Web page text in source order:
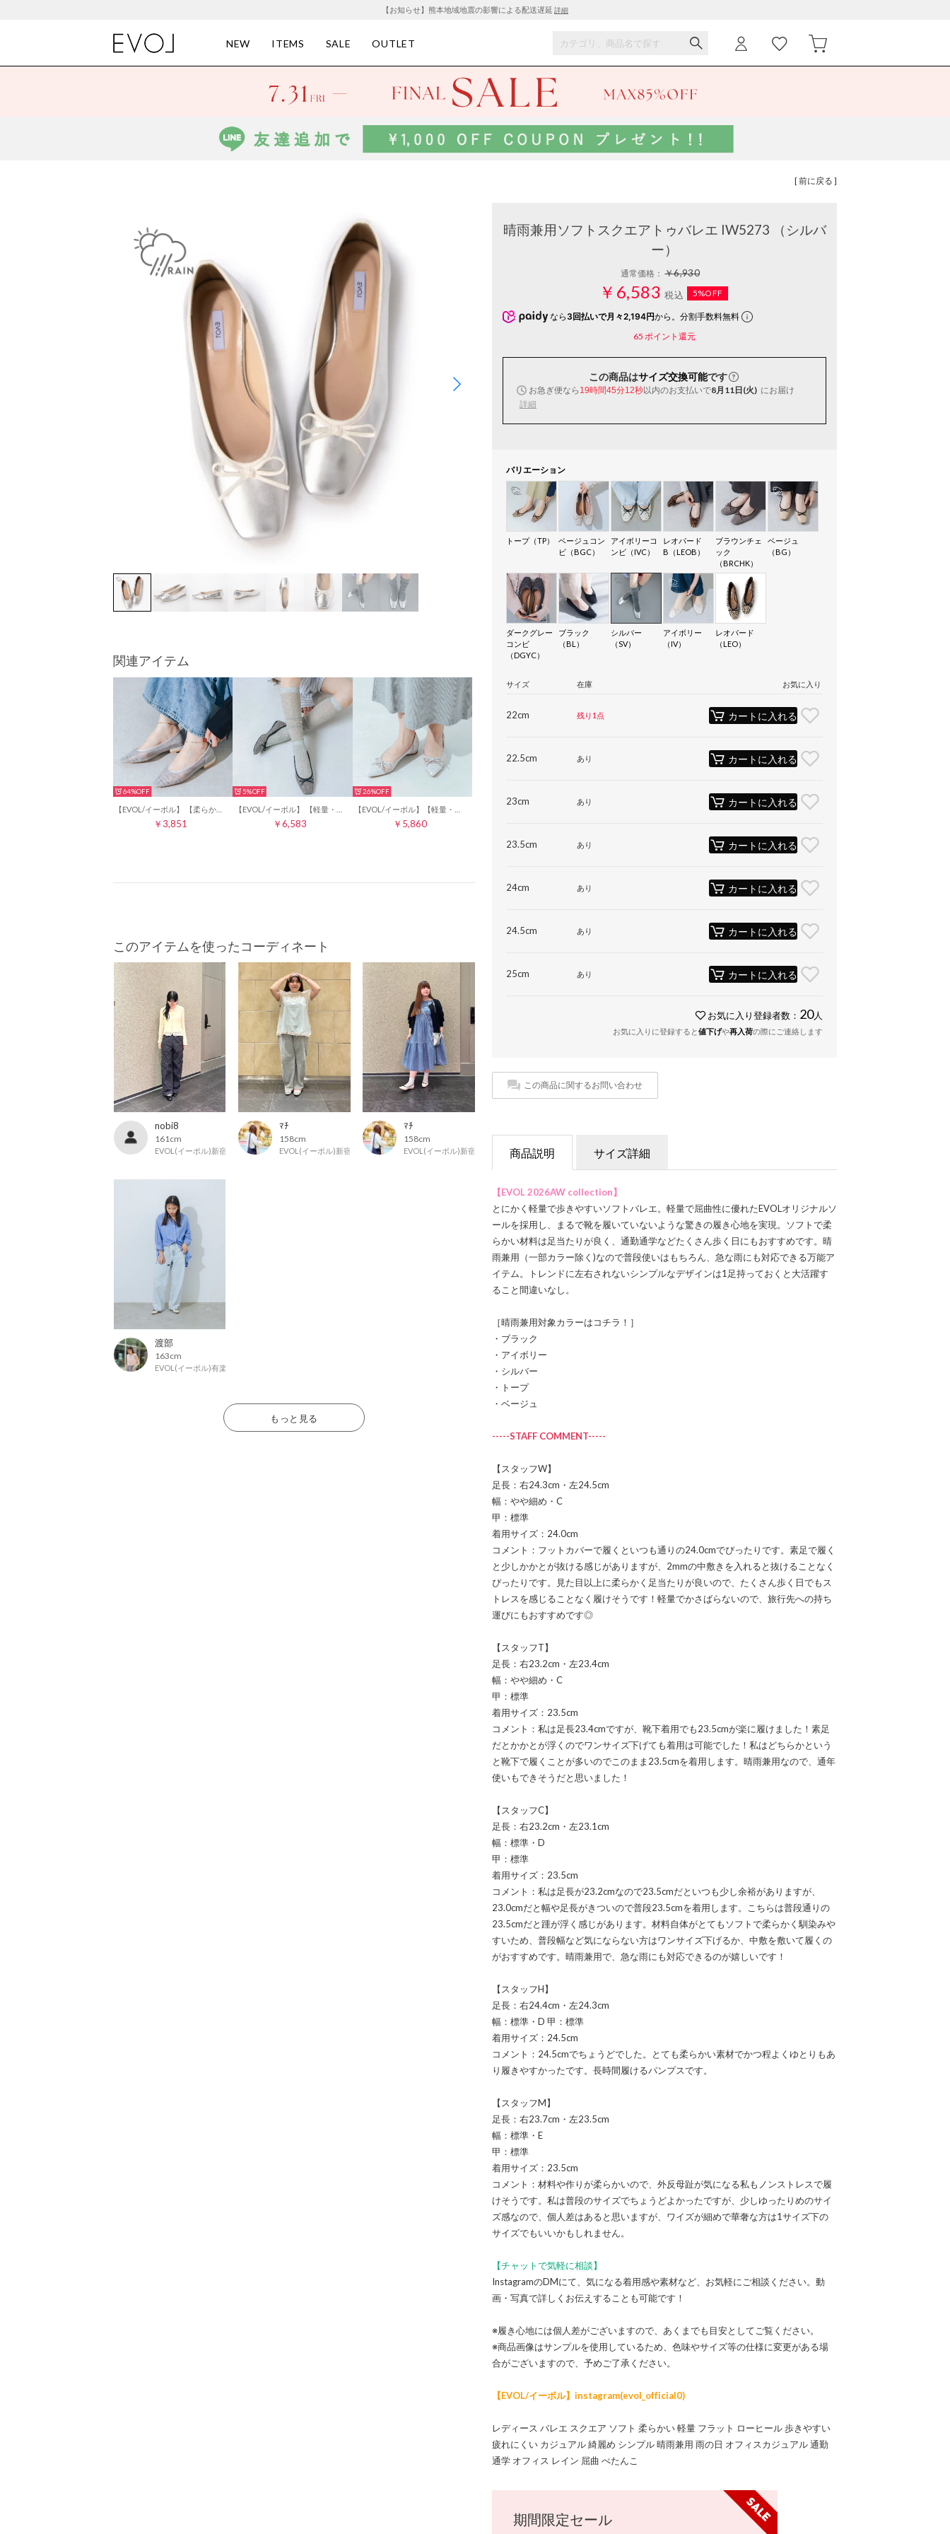
【お知らせ】熊本地域地震の影響による配送遅延 詳細
NEW ITEMS SALE OUTLET
[ 前に戻る ]
関連アイテム
64%
￥3,851
5%
￥6,583
26%
￥5,860
このアイテムを使ったコーディネート
nobi8
161cm
EVOL(イーボル)新宿マルイ店
ﾏﾁ
158cm
EVOL(イーボル)新宿マルイ店
ﾏﾁ
158cm
EVOL(イーボル)新宿マルイ店
渡部
163cm
EVOL(イーボル)有楽町マルイ店
もっと見る
晴雨兼用ソフトスクエアトゥバレエ IW5273 （シルバ
ー）
通常価格：￥6,930
￥6,583 税込 5%OFF
なら 3回払いで月々2,194円から。分割手数料無料
65 ポイント還元
この商品はサイズ交換可能です
お急ぎ便なら 19時間45分11秒以内のお支払いで8月11日(火) にお届け
詳細
バリエーション
トープ（TP）
ベージュコン
ビ（BGC）
アイボリーコ
ンビ（IVC）
レオパード
B（LEOB）
ブラウンチェ
ック
（BRCHK）
ベージュ
（BG）
ダークグレー
コンビ
（DGYC）
ブラック
（BL）
シルバー
（SV）
アイボリー
（IV）
レオパード
（LEO）
サイズ 在庫 お気に入り
22cm 残り1点 カートに入れる
22.5cm あり カートに入れる
23cm あり カートに入れる
23.5cm あり カートに入れる
24cm あり カートに入れる
24.5cm あり カートに入れる
25cm あり カートに入れる
お気に入り登録者数： 20人
お気に入りに登録すると値下げや再入荷の際にご連絡します
この商品に関するお問い合わせ
商品説明 サイズ詳細
【EVOL 2026AW collection】
とにかく軽量で歩きやすいソフトバレエ。軽量で屈曲性に優れたEVOLオリジナルソ
ールを採用し、まるで靴を履いていないような驚きの履き心地を実現。ソフトで柔
らかい材料は足当たりが良く、通勤通学などたくさん歩く日にもおすすめです。晴
雨兼用（一部カラー除く)なので普段使いはもちろん、急な雨にも対応できる万能ア
イテム。トレンドに左右されないシンプルなデザインは1足持っておくと大活躍す
ること間違いなし。
［晴雨兼用対象カラーはコチラ！］
・ブラック
・アイボリー
・シルバー
・トープ
・ベージュ
-----STAFF COMMENT-----
【スタッフW】
足長：右24.3cm・左24.5cm
幅：やや細め・C
甲：標準
着用サイズ：24.0cm
コメント：フットカバーで履くといつも通りの24.0cmでぴったりです。素足で履く
と少しかかとが抜ける感じがありますが、2mmの中敷きを入れると抜けることなく
ぴったりです。見た目以上に柔らかく足当たりが良いので、たくさん歩く日でもス
トレスを感じることなく履けそうです！軽量でかさばらないので、旅行先への持ち
運びにもおすすめです◎
【スタッフT】
足長：右23.2cm・左23.4cm
幅：やや細め・C
甲：標準
着用サイズ：23.5cm
コメント：私は足長23.4cmですが、靴下着用でも23.5cmが楽に履けました！素足
だとかかとが浮くのでワンサイズ下げても着用は可能でした！私はどちらかという
と靴下で履くことが多いのでこのまま23.5cmを着用します。晴雨兼用なので、通年
使いもできそうだと思いました！
【スタッフC】
足長：右23.2cm・左23.1cm
幅：標準・D
甲：標準
着用サイズ：23.5cm
コメント：私は足長が23.2cmなので23.5cmだといつも少し余裕がありますが、
23.0cmだと幅や足長がきついので普段23.5cmを着用します。こちらは普段通りの
23.5cmだと踵が浮く感じがあります。材料自体がとてもソフトで柔らかく馴染みや
すいため、普段幅など気にならない方はワンサイズ下げるか、中敷を敷いて履くの
がおすすめです。晴雨兼用で、急な雨にも対応できるのが嬉しいです！
【スタッフH】
足長：右24.4cm・左24.3cm
幅：標準・D 甲：標準
着用サイズ：24.5cm
コメント：24.5cmでちょうどでした。とても柔らかい素材でかつ程よくゆとりもあ
り履きやすかったです。長時間履けるパンプスです。
【スタッフM】
足長：右23.7cm・左23.5cm
幅：標準・E
甲：標準
着用サイズ：23.5cm
コメント：材料や作りが柔らかいので、外反母趾が気になる私もノンストレスで履
けそうです。私は普段のサイズでちょうどよかったですが、少しゆったりめのサイ
ズ感なので、個人差はあると思いますが、ワイズが細めで華奢な方は1サイズ下の
サイズでもいいかもしれません。
【チャットで気軽に相談】
InstagramのDMにて、気になる着用感や素材など、お気軽にご相談ください。動
画・写真で詳しくお伝えすることも可能です！
※履き心地には個人差がございますので、あくまでも目安としてご覧ください。
※商品画像はサンプルを使用しているため、色味やサイズ等の仕様に変更がある場
合がございますので、予めご了承ください。
【EVOL/イーボル】instagram(evol_official0)
レディース バレエ スクエア ソフト 柔らかい 軽量 フラット ローヒール 歩きやすい
疲れにくい カジュアル 綺麗め シンプル 晴雨兼用 雨の日 オフィスカジュアル 通勤
通学 オフィス レイン 屈曲 ぺたんこ
期間限定セール